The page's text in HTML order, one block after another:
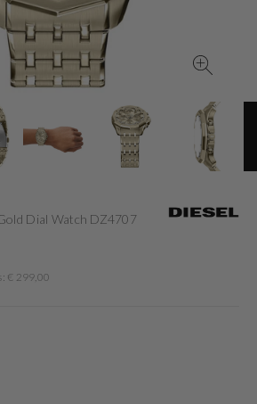
Dial Watch DZ4707
€ 299,00